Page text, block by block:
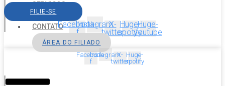
SERVIÇOS
AGENDA
CONTATO
FILIE-SE
Facebook-
f
InstagramX-
twitter
Huge-
spotify
Huge-
youtube
ÁREA DO FILIADO
Facebook-
f
InstagramX-
twitter
Huge-
spotify
Menu